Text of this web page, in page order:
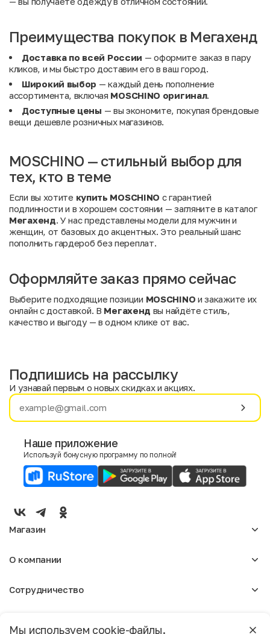
Преимущества покупок в Мегахенд
Доставка по всей России — оформите заказ в пару
кликов, и мы быстро доставим его в ваш город.
Широкий выбор — каждый день пополнение
ассортимента, включая MOSCHINO оригинал.
Доступные цены — вы экономите, покупая брендовые
вещи дешевле розничных магазинов.
MOSCHINO — стильный выбор для
тех, кто в теме
Если вы хотите купить MOSCHINO с гарантией
подлинности и в хорошем состоянии — загляните в каталог
Мегахенд. У нас представлены модели для мужчин и
женщин, от базовых до акцентных. Это реальный шанс
пополнить гардероб без переплат.
Оформляйте заказ прямо сейчас
Выберите подходящие позиции MOSCHINO и закажите их
онлайн с доставкой. В Мегахенд вы найдёте стиль,
качество и выгоду — в одном клике от вас.
Имя
E-mail
Мужской
Мы используем cookie-файлы.
Москва
Подпишись на рассылку
И узнавай первым о новых скидках и акциях.
Наше приложение
Используй бонусную программу по полной!
Магазин
Мужское
О компании
Отзывы
Магазины
Сотрудничество